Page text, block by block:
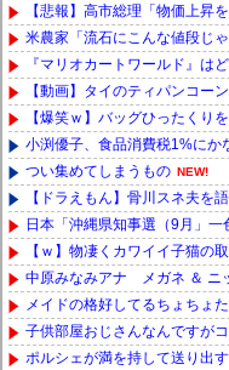
【悲報】高市総理「物価上昇
米農家「流石にこんな値段じ
『マリオカートワールド』は
【動画】タイのティパンコー
【爆笑ｗ】バッグひったくり
小渕優子、食品消費税1%にか
つい集めてしまうもの NEW!
【ドラえもん】骨川スネ夫を
日本「沖縄県知事選（9月」
【ｗ】物凄くカワイイ子猫の
中原みなみアナ メガネ ＆ ニ
メイドの格好してるちょちょ
子供部屋おじさんなんですが
ポルシェが満を持して送り出